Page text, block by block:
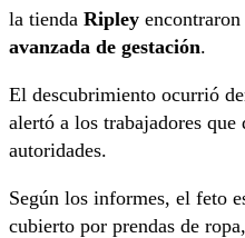
la tienda Ripley
avanzada de gestación.
El descubrimiento ocurrió
alertó a los trabajadores
autoridades.
Según los informes, el feto
cubierto por prendas de